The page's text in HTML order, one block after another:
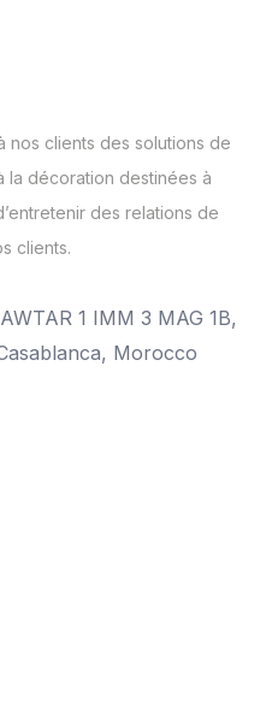
nos clients des solutions de
la décoration destinées à
des relations de
clients.
1 IMM 3 MAG 1B,
Morocco